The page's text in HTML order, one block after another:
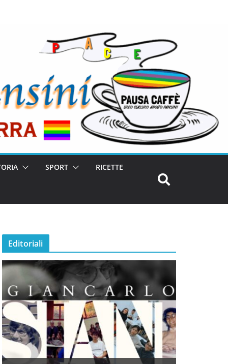
SPORT RICETTE
Editoriali